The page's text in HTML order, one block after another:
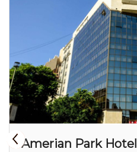
Amerian Park Hotel